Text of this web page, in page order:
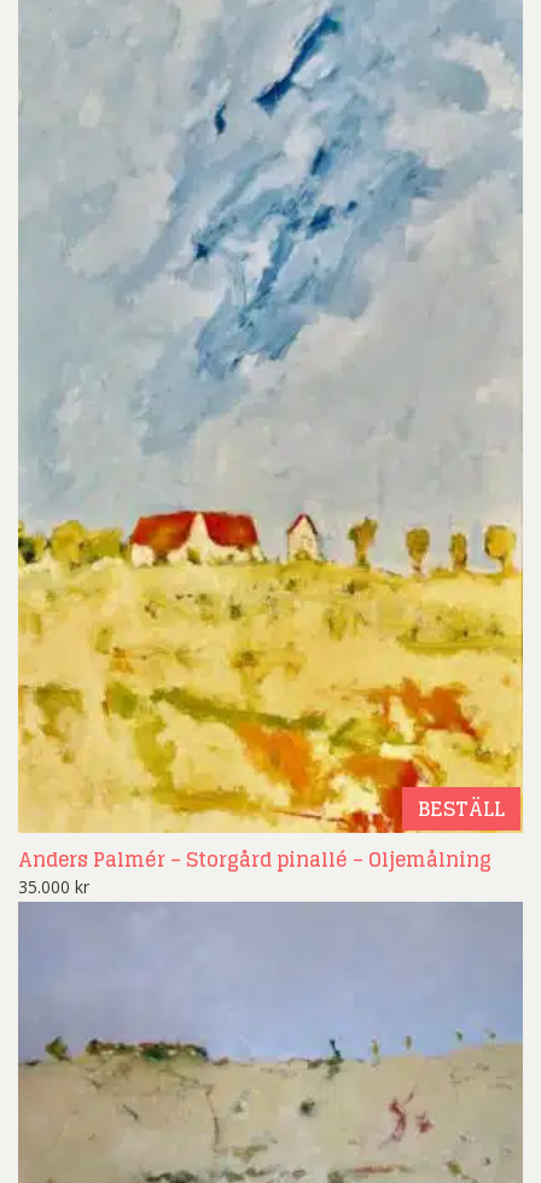
BESTÄLL
Anders Palmér – Storgård pinallé – Oljemålning
35.000 kr